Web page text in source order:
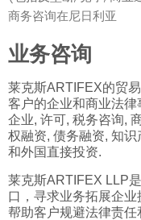
商务咨询在尼日利亚
业务咨询
莱克斯ARTIFEX的贸
客户的企业和商业法
企业, 许可, 税务咨询,
权融资, 债务融资, 知
和外国直接投资.
莱克斯ARTIFEX LLP
口，寻求业务拓展企
帮助客户规避法律责